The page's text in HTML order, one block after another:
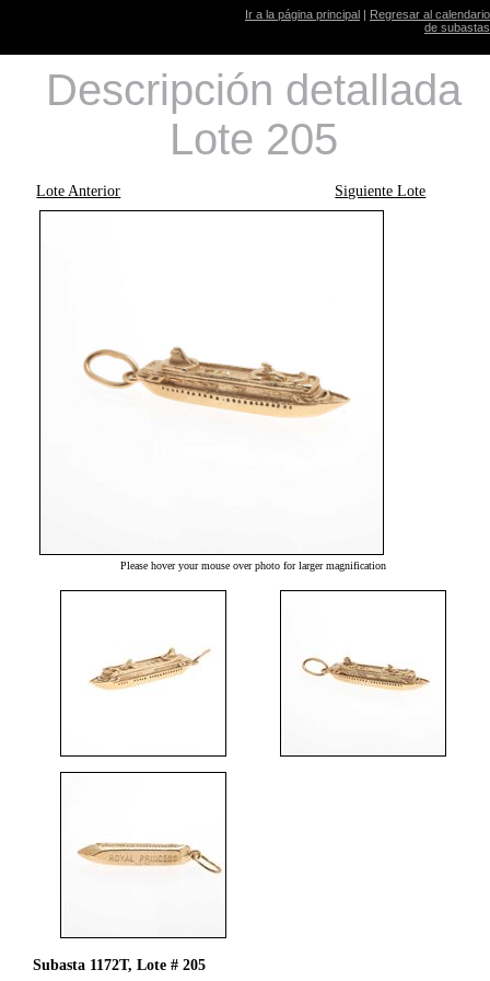
Ir a la página principal | Regresar al calendario
de subastas
Descripción detallada
Lote 205
Lote Anterior Siguiente Lote
Please hover your mouse over photo for larger magnification
Subasta 1172T, Lote # 205